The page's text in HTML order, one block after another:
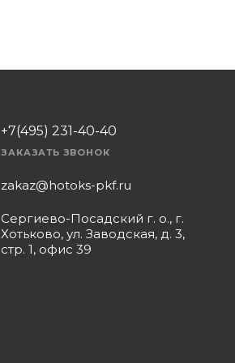
+7(495) 231-40-40
ЗАКАЗАТЬ ЗВОНОК
zakaz@hotoks-pkf.ru
Сергиево-Посадский г. о., г.
Хотьково, ул. Заводская, д. 3,
стр. 1, офис 39